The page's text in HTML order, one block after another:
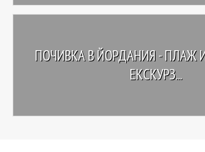
ПОЧИВКА В ЙОРДАНИЯ - ПЛАЖ
ЕКСКУРЗ...